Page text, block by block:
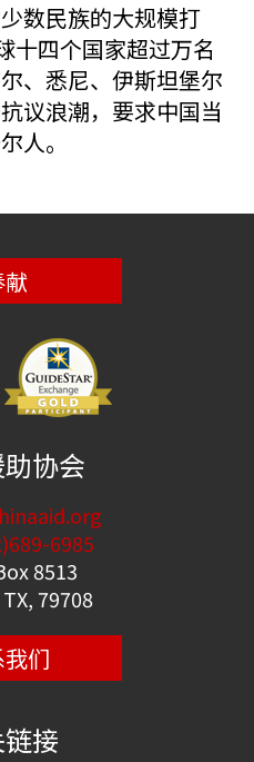
数民族的大规模打
十四个国家超过万名
、悉尼、伊斯坦堡尔
议浪潮，要求中国当
人。
献
协会
6985
8513
79708
们
接